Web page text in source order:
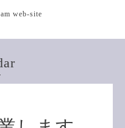
web-site